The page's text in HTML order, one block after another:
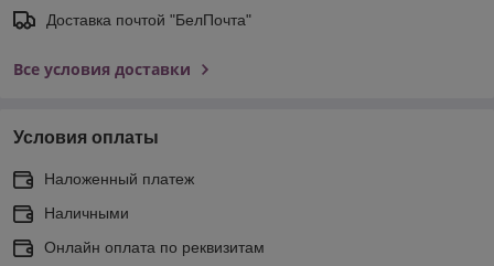
Доставка почтой "БелПочта"
Все условия доставки
Условия оплаты
Наложенный платеж
Наличными
Онлайн оплата по реквизитам